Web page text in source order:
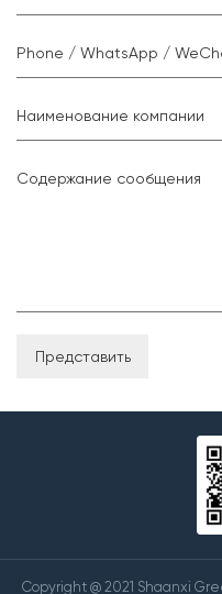
Phone / WhatsApp /
Наименование компании
Содержание сообщения
Copyright @ 2021 Shaanxi